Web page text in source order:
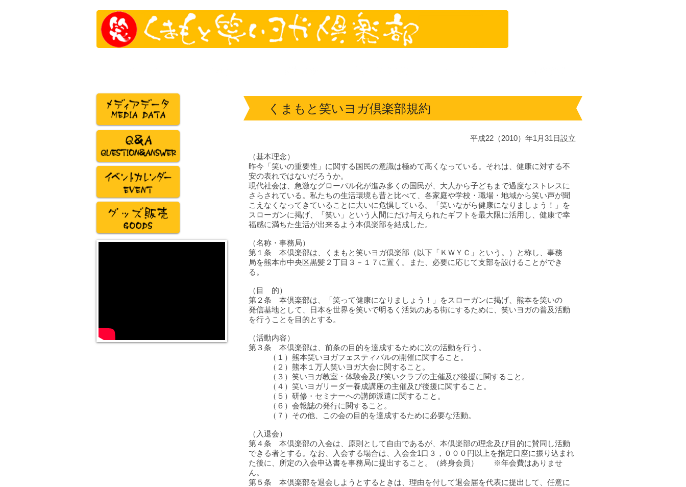
くまもと笑いヨガ倶楽部規約
平成22（2010）年1月31日設立
（基本理念）
昨今「笑いの重要性」に関する国民の意識は極めて高くなっている。それは、健康に対する不
安の表れではないだろうか。
現代社会は、急激なグローバル化が進み多くの国民が、大人から子どもまで過度なストレスに
さらされている。私たちの生活環境も昔と比べて、各家庭や学校・職場・地域から笑い声が聞
こえなくなってきていることに大いに危惧している。「笑いながら健康になりましょう！」を
スローガンに掲げ、「笑い」という人間にだけ与えられたギフトを最大限に活用し、健康で幸
福感に満ちた生活が出来るよう本倶楽部を結成した。
（名称・事務局）
第１条 本倶楽部は、くまもと笑いヨガ倶楽部（以下「ＫＷＹＣ」という。）と称し、事務
局を熊本市中央区黒髪２丁目３－１７に置く。また、必要に応じて支部を設けることができ
る。
（目 的）
第２条 本倶楽部は、「笑って健康になりましょう！」をスローガンに掲げ、熊本を笑いの
発信基地として、日本を世界を笑いで明るく活気のある街にするために、笑いヨガの普及活動
を行うことを目的とする。
（活動内容）
第３条 本倶楽部は、前条の目的を達成するために次の活動を行う。
（１）熊本笑いヨガフェスティバルの開催に関すること。
（２）熊本１万人笑いヨガ大会に関すること。
（３）笑いヨガ教室・体験会及び笑いクラブの主催及び後援に関すること。
（４）笑いヨガリーダー養成講座の主催及び後援に関すること。
（５）研修・セミナーへの講師派遣に関すること。
（６）会報誌の発行に関すること。
（７）その他、この会の目的を達成するために必要な活動。
（入退会）
第４条 本倶楽部の入会は、原則として自由であるが、本倶楽部の理念及び目的に賛同し活動
できる者とする。なお、入会する場合は、入会金1口３，０００円以上を指定口座に振り込まれ
た後に、所定の入会申込書を事務局に提出すること。（終身会員） ※年会費はありませ
ん。
第５条 本倶楽部を退会しようとするときは、理由を付して退会届を代表に提出して、任意に